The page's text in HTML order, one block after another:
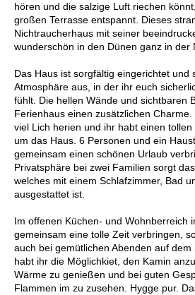
hören und die salzige Luft riechen
großen Terrasse entspannt. Dieses
Nichtraucherhaus mit seiner
wunderschön in den Dünen ganz in der
Das Haus ist sorgfältig eingerichtet und
Atmosphäre aus, in der ihr euch
fühlt. Die hellen Wände und sichtbaren
Ferienhaus einen zusätzlichen
viel Lich herien und ihr habt einen
um das Haus. 6 Personen und ein
gemeinsam einen schönen Urlaub
Privatsphäre bei zwei Familien sorgt
welches mit einem Schlafzimmer, Bad
ausgestattet ist.
Im offenen Küchen- und Wohnberreich
gemeinsam eine tolle Zeit verbringen,
auch bei gemütlichen Abenden auf dem
habt ihr die Möglichkiet, den Kamin
Wärme zu genießen und bei guten
Flammen im zu zusehen. Hygge pur.